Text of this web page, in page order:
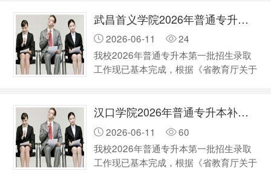
文件精神及相关工作要求，学校将开展普
通专升本补录工作，现将有关事宜通知如
下。 一、补录考生范围 1.普通考生。全
部考试科目成绩均不低于“单科控制线”，
且未被预录取的普通考生和专项计划考
武昌首义学院2026年普通专升本补录工作公告
2026-06-11
24
我校2026年普通专升本第一批招生录取
工作现已基本完成，根据《省教育厅关于
将开展普通专升本补录工作。我校2026
年普通专升本补录对象为普通考生、退役
大学生士兵考生。现将有关事宜通知如
下： 一、补录考生范围 参加补录报名的
考生须符合以下条件： 普通考生：全部
汉口学院2026年普通专升本补录工作公告
2026-06-11
60
我校2026年普通专升本第一批招生录取
工作现已基本完成，根据《省教育厅关于